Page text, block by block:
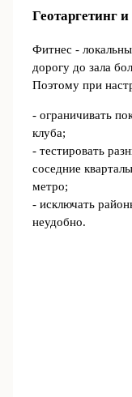
Геотаргетинг
Фитнес -
дорогу до зала
Поэтому при
- ограничивать
клуба;
- тестировать
соседние
метро;
- исключать
неудобно.